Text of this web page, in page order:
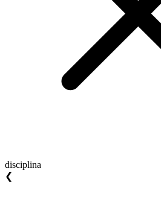
disciplina
❮